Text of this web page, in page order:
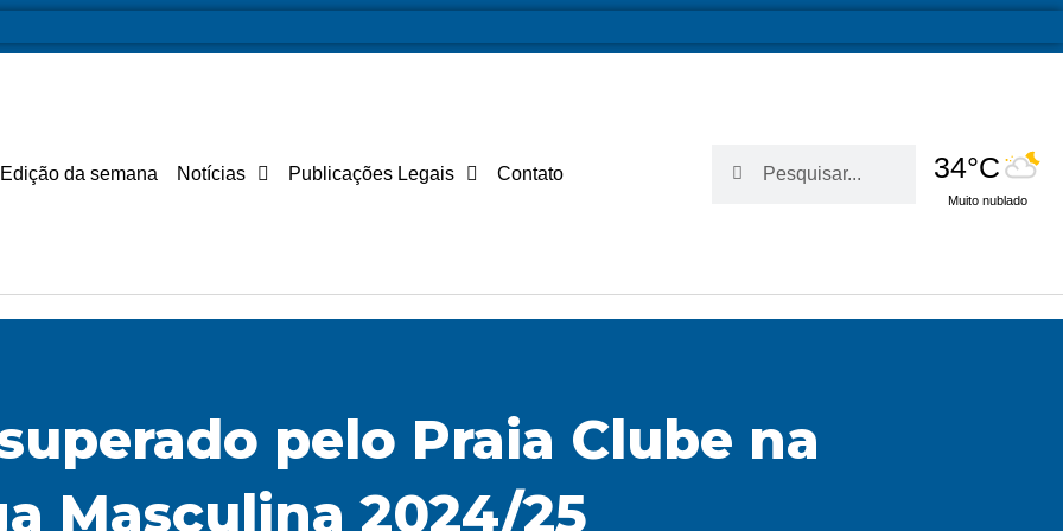
Edição da semana Notícias Publicações Legais Contato 34°C
Muito nublado
pelo Praia Clube na
Masculina 2024/25